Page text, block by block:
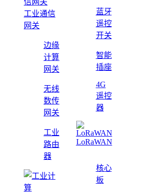
工业通信
网关
边缘
计算
网关
无线
数传
网关
工业
路由
器
蓝牙
遥控
开关
智能
插座
4G
遥控
器
LoRaWAN
核心
板